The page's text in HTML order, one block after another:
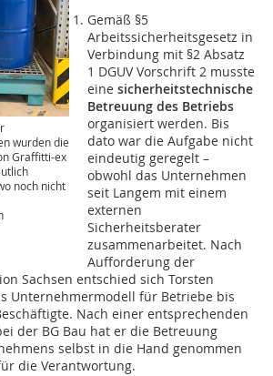
wurden die
Graffitti-ex
noch nicht
Gemäß §5
Arbeitssicherheitsgesetz in
Verbindung mit §2 Absatz
1 DGUV Vorschrift 2 musste
eine sicherheitstechnische
Betreuung des Betriebs
organisiert werden. Bis
dato war die Aufgabe nicht
eindeutig geregelt –
obwohl das Unternehmen
seit Langem mit einem
externen
Sicherheitsberater
zusammenarbeitet. Nach
Aufforderung der
Sachsen entschied sich Torsten
Unternehmermodell für Betriebe bis
Nach einer entsprechenden
der BG Bau hat er die Betreuung
selbst in die Hand genommen
die Verantwortung.